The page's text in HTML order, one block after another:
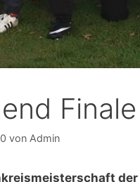
von Admin
der